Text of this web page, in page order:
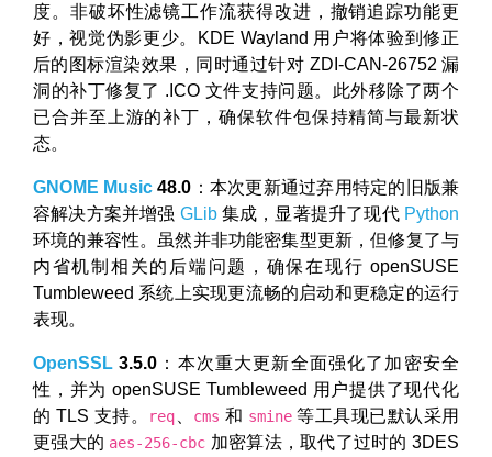
度。非破坏性滤镜工作流获得改进，撤销追踪功能更
好，视觉伪影更少。KDE Wayland 用户将体验到修正
后的图标渲染效果，同时通过针对 ZDI-CAN-26752 漏
洞的补丁修复了 .ICO 文件支持问题。此外移除了两个
已合并至上游的补丁，确保软件包保持精简与最新状
态。
GNOME Music 48.0 ：本次更新通过弃用特定的旧版兼
容解决方案并增强 GLib集成，显著提升了现代 Python
环境的兼容性。虽然并非功能密集型更新，但修复了与
内省机制相关的后端问题，确保在现行 openSUSE
Tumbleweed 系统上实现更流畅的启动和更稳定的运行
表现。
OpenSSL 3.5.0 ：本次重大更新全面强化了加密安全
性，并为 openSUSE Tumbleweed 用户提供了现代化
的 TLS 支持。
req cms 和 smine等工具现已默认采用
更强大的 aes-256-cbc 加密算法，取代了过时的 3DES